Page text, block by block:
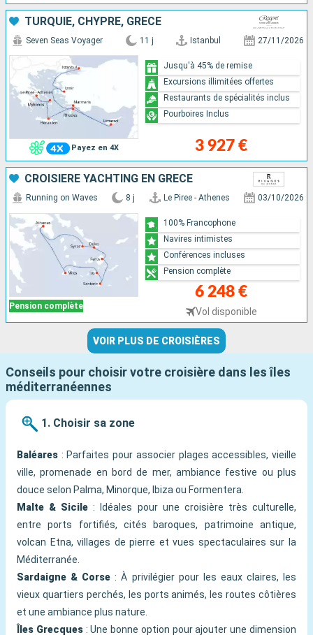
TURQUIE, CHYPRE, GRÈCE
Payez en 4X
Seven Seas Voyager 11 j Istanbul 27/11/2026
3 927 €
Jusqu'à 45% de remise
Excursions illimitées offertes
Restaurants de spécialités inclus
Pourboires Inclus
CROISIÈRE YACHTING EN GRÈCE
Pension complète
Running on Waves 8 j Le Piree - Athenes 03/10/2026
6 248 €
Vol disponible
100% Francophone
Navires intimistes
Conférences incluses
Pension complète
VOIR PLUS DE CROISIÈRES
Conseils pour choisir votre croisière dans les îles
méditerranéennes
1. Choisir sa zone
Baléares : Parfaites pour associer plages accessibles, vieille
ville, promenade en bord de mer, ambiance festive ou plus
douce selon Palma, Minorque, Ibiza ou Formentera.
Malte & Sicile : Idéales pour une croisière très culturelle,
entre ports fortifiés, cités baroques, patrimoine antique,
volcan Etna, villages de pierre et vues spectaculaires sur la
Méditerranée.
Sardaigne & Corse : À privilégier pour les eaux claires, les
vieux quartiers perchés, les ports animés, les routes côtières
et une ambiance plus nature.
Îles Grecques: Une bonne option pour ajouter une dimension